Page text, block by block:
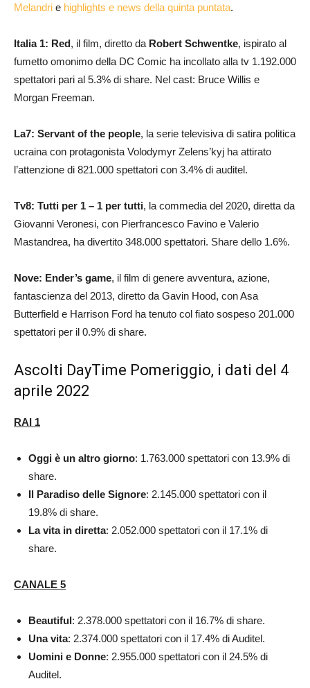
Melandri e highlights e news della quinta puntata.
Italia 1: Red, il film, diretto da Robert Schwentke, ispirato al
fumetto omonimo della DC Comic ha incollato alla tv 1.192.000
spettatori pari al 5.3% di share. Nel cast: Bruce Willis e
Morgan Freeman.
La7: Servant of the people, la serie televisiva di satira politica
ucraina con protagonista Volodymyr Zelens’kyj ha attirato
l’attenzione di 821.000 spettatori con 3.4% di auditel.
Tv8: Tutti per 1 – 1 per tutti, la commedia del 2020, diretta da
Giovanni Veronesi, con Pierfrancesco Favino e Valerio
Mastandrea, ha divertito 348.000 spettatori. Share dello 1.6%.
Nove: Ender’s game, il film di genere avventura, azione,
fantascienza del 2013, diretto da Gavin Hood, con Asa
Butterfield e Harrison Ford ha tenuto col fiato sospeso 201.000
spettatori per il 0.9% di share.
Ascolti DayTime Pomeriggio, i dati del 4
aprile 2022
RAI 1
Oggi è un altro giorno: 1.763.000 spettatori con 13.9% di
share.
Il Paradiso delle Signore: 2.145.000 spettatori con il
19.8% di share.
La vita in diretta: 2.052.000 spettatori con il 17.1% di
share.
CANALE 5
Beautiful: 2.378.000 spettatori con il 16.7% di share.
Una vita: 2.374.000 spettatori con il 17.4% di Auditel.
Uomini e Donne: 2.955.000 spettatori con il 24.5% di
Auditel.